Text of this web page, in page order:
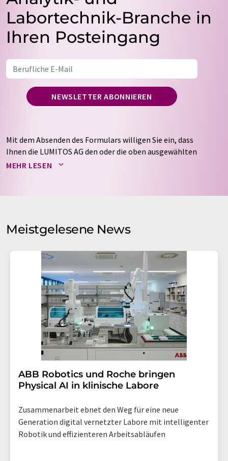
Labortechnik-Branche in
Ihren Posteingang
NEWSLETTER ABONNIEREN
Mit dem Absenden des Formulars willigen Sie ein, dass
Ihnen die LUMITOS AG den oder die oben ausgewählten
Newsletter per E-Mail zusendet. Ihre Daten werden
auf Basis unserer
. LUMITOS darf
Meinungsforschung per E-Mail kontaktieren. Ihre
Einwilligung können Sie jederzeit ohne Angabe von
Str. 2, 12489 Berlin oder per E-Mail unter
widerruf@lumitos.commit Wirkung für die Zukunft
widerrufen. Zudem ist in jeder E-Mail ein Link zur
Abbestellung des entsprechenden Newsletters
enthalten.
MEHR LESEN
Meistgelesene News
​​​​​​​ABB Robotics und Roche bringen
Physical AI in klinische Labore
Zusammenarbeit ebnet den Weg für eine neue
Generation digital vernetzter Labore mit intelligenter
Robotik und effizienteren Arbeitsabläufen